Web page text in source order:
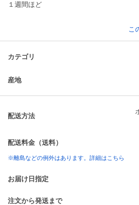
１週間ほど
こ
カテゴリ
産地
配送方法
配送料金（送料）
※離島などの例外はあります。詳細はこちら
お届け日指定
注文から発送まで